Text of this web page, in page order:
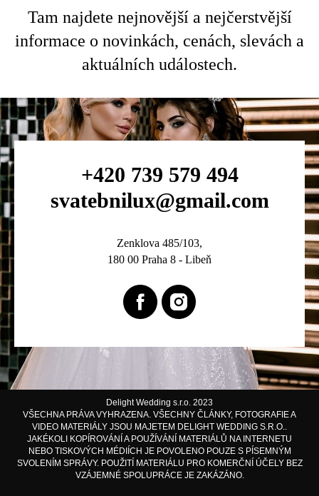
Tam najdete nejnovější a nejčerstvější
informace o novinkách, cenách, slevách a
aktuálních událostech.
+420 739 579 494
svatebnilux@gmail.com
Zenklova 485/103,
180 00 Praha 8 - Libeň
Delight Wedding s.r.o. 2023
VŠECHNA PRÁVA VYHRAZENA. VŠECHNY ČLÁNKY, FOTOGRAFIE A
VIDEO MATERIÁLY JSOU MAJETEM DELIGHT WEDDING S.R.O..
JAKÉKOLI KOPÍROVÁNÍ A POUŽÍVÁNÍ MATERIÁLŮ NA INTERNETU
NEBO TISKOVÝCH MÉDIÍCH JE POVOLENO POUZE S PÍSEMNÝM
SVOLENÍM SPRÁVY. POUŽITÍ MATERIÁLU PRO KOMERČNÍ ÚČELY BEZ
VZÁJEMNÉ SPOLUPRÁCE JE ZAKÁZÁNO.